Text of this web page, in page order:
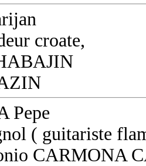
croate,
Pepe
( guitariste
CARMONA